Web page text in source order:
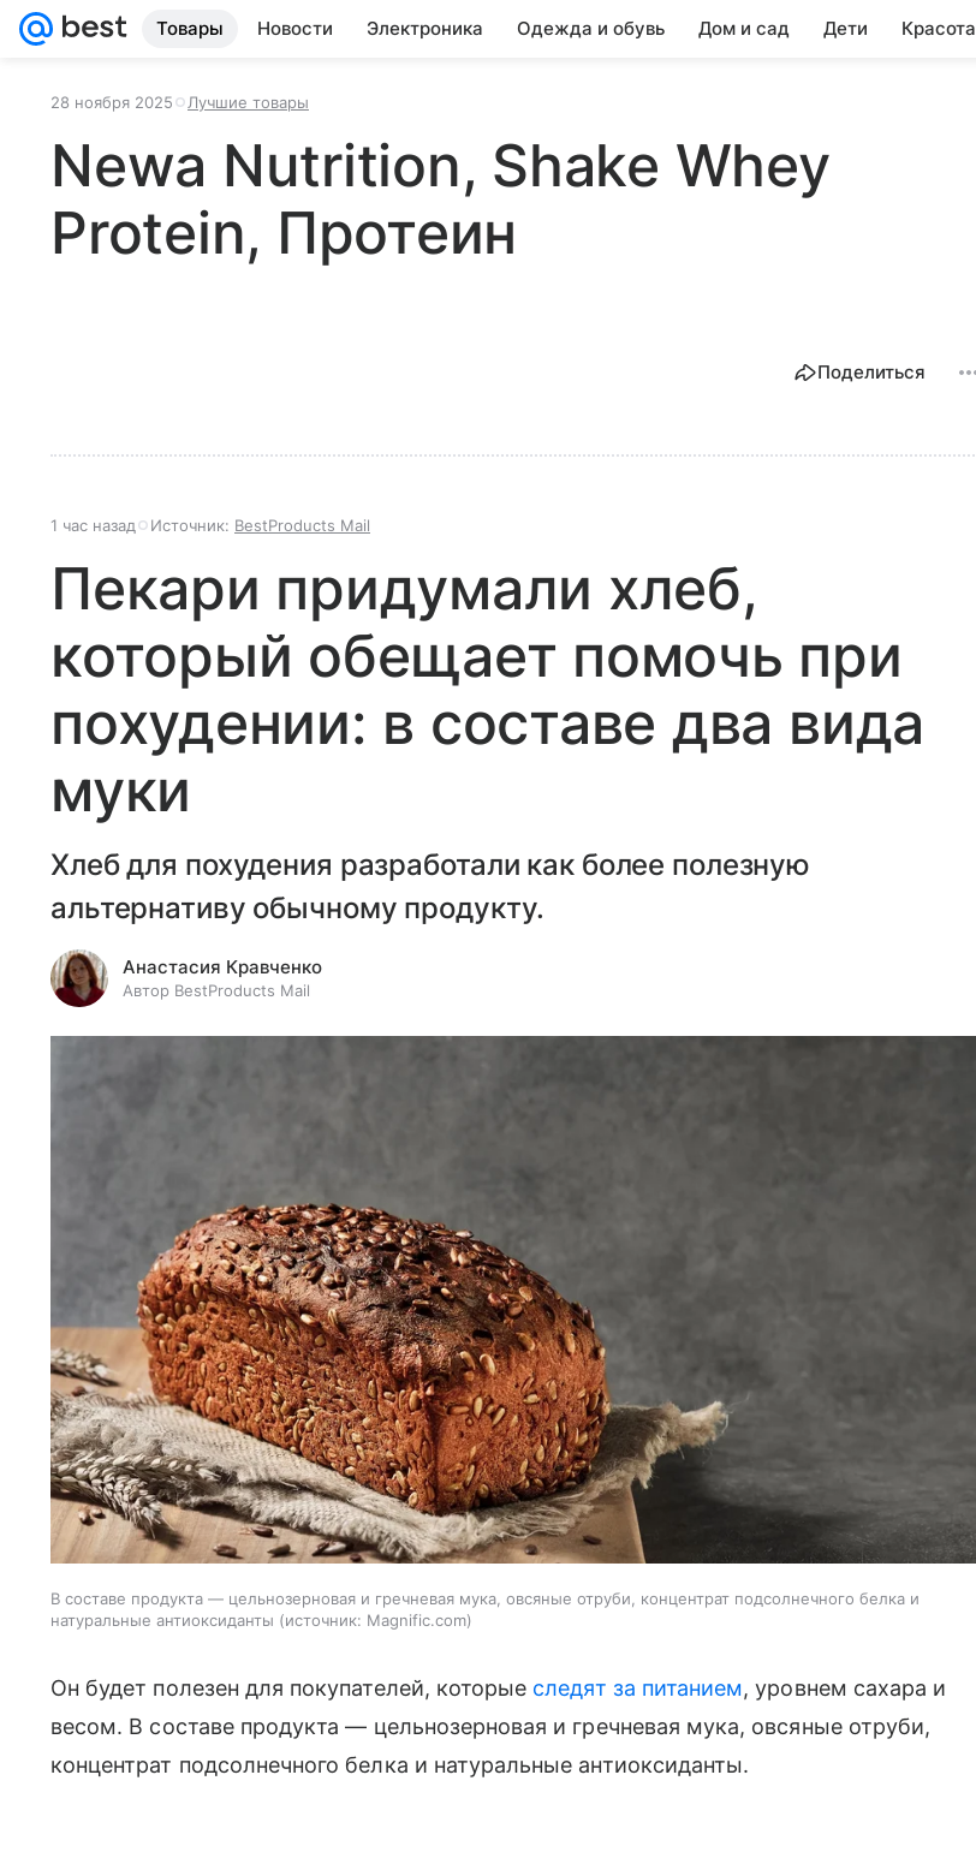
Товары Новости Электроника Одежда и обувь Дом и сад Дети Красота
28 ноября 2025 Лучшие товары
Newa Nutrition, Shake Whey
Protein, Протеин
Поделиться
1 час назад Источник: BestProducts Mail
Пекари придумали хлеб,
который обещает помочь при
похудении: в составе два вида
муки
Хлеб для похудения разработали как более полезную
альтернативу обычному продукту.
Анастасия Кравченко
Автор BestProducts Mail
В составе продукта — цельнозерновая и гречневая мука, овсяные отруби, концентрат подсолнечного белка и
натуральные антиоксиданты
источник: Magnific.com
Он будет полезен для покупателей, которые следят за питанием, уровнем сахара и
весом. В составе продукта — цельнозерновая и гречневая мука, овсяные отруби,
концентрат подсолнечного белка и натуральные антиоксиданты.